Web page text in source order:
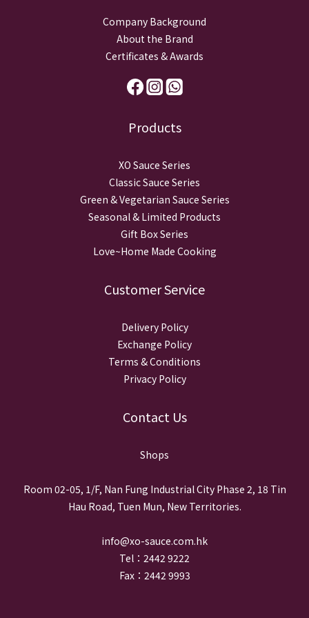
Company Background
About the Brand
Certificates & Awards
Products
XO Sauce Series
Classic Sauce Series
Green & Vegetarian Sauce Series
Seasonal & Limited Products
Gift Box Series
Love~Home Made Cooking
Customer Service
Delivery Policy
Exchange Policy
Terms & Conditions
Privacy Policy
Contact Us
Shops
Room 02-05, 1/F, Nan Fung Industrial City Phase 2, 18 Tin
Hau Road, Tuen Mun, New Territories.
info@xo-sauce.com.hk
Tel：2442 9222
Fax：2442 9993